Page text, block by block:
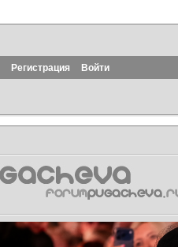
Регистрация Войти